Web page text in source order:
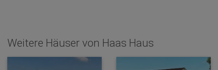
Weitere Häuser von Haas Haus